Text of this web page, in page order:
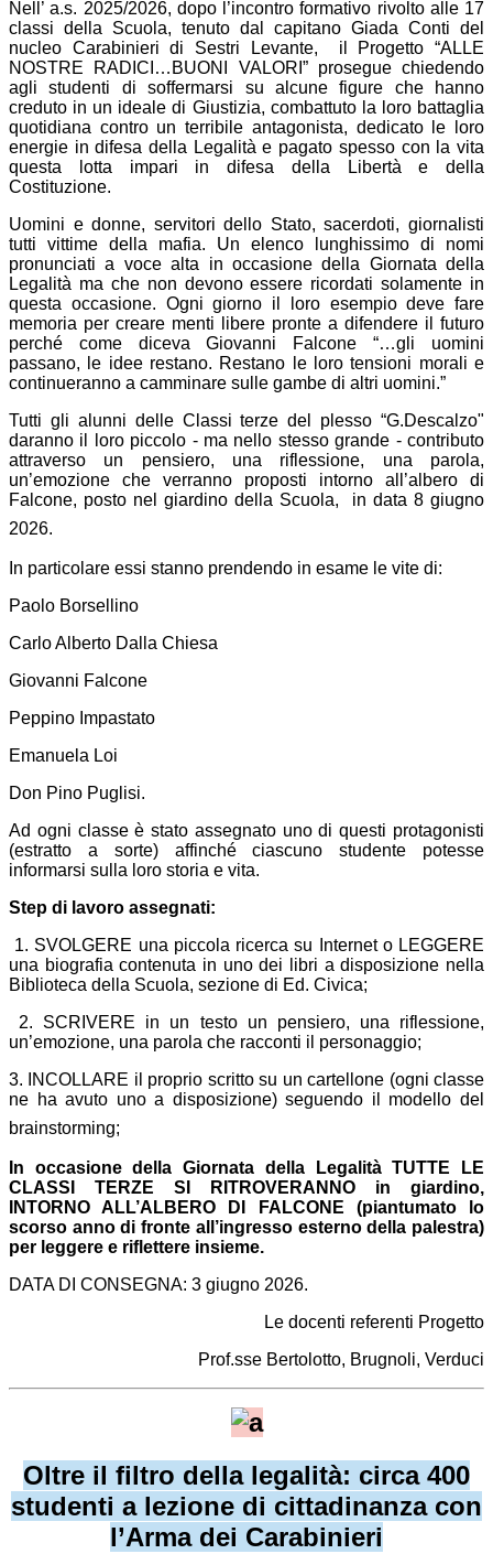
Nell’ a.s. 2025/2026, dopo l’incontro formativo rivolto alle 17
classi della Scuola, tenuto dal capitano Giada Conti del
nucleo Carabinieri di Sestri Levante, il Progetto “ALLE
NOSTRE RADICI…BUONI VALORI”prosegue chiedendo
agli studenti di soffermarsi su alcune figure che hanno
creduto in un ideale di Giustizia, combattuto la loro battaglia
quotidiana contro un terribile antagonista, dedicato le loro
energie in difesa della Legalità e pagato spesso con la vita
questa lotta impari in difesa della Libertà e della
Costituzione.
Uomini e donne, servitori dello Stato, sacerdoti, giornalisti
tutti vittime della mafia. Un elenco lunghissimo di nomi
pronunciati a voce alta in occasione della Giornata della
Legalità ma che non devono essere ricordati solamente in
questa occasione. Ogni giorno il loro esempio deve fare
memoria per creare menti libere pronte a difendere il futuro
perché come diceva Giovanni Falcone“…gli uomini
passano, le idee restano. Restano le loro tensioni morali e
continueranno a camminare sulle gambe di altri uomini.”
Tutti gli alunni delle Classi terze del plesso “G.Descalzo"
daranno il loro piccolo - ma nello stesso grande - contributo
attraverso un pensiero, una riflessione, una parola,
un’emozione che verranno proposti intorno all’albero di
Falcone, posto nel giardino della Scuola, in data 8 giugno
2026.
In particolare essi stanno prendendo in esame le vite di:
Paolo Borsellino
Carlo Alberto Dalla Chiesa
Giovanni Falcone
Peppino Impastato
Emanuela Loi
Don Pino Puglisi.
Ad ogni classe è stato assegnato uno di questi protagonisti
(estratto a sorte) affinché ciascuno studente potesse
informarsi sulla loro storia e vita.
Step di lavoro assegnati:
1. SVOLGERE una piccola ricerca su Internet o LEGGERE
una biografia contenuta in uno dei libri a disposizione nella
Biblioteca della Scuola, sezione di Ed. Civica;
2. SCRIVERE in un testo un pensiero, una riflessione,
un’emozione, una parola che racconti il personaggio;
3. INCOLLARE il proprio scritto su un cartellone (ogni classe
ne ha avuto uno a disposizione) seguendo il modello del
brainstorming;
In occasione della Giornata della Legalità TUTTE LE
CLASSI TERZE SI RITROVERANNO in giardino,
INTORNO ALL’ALBERO DI FALCONE (piantumato lo
scorso anno di fronte all’ingresso esterno della palestra)
per leggere e riflettere insieme.
DATA DI CONSEGNA: 3 giugno 2026.
Le docenti referenti Progetto
Prof.sse Bertolotto, Brugnoli, Verduci
Oltre il filtro della legalità: circa 400
studenti a lezione di cittadinanza con
l’Arma dei Carabinieri